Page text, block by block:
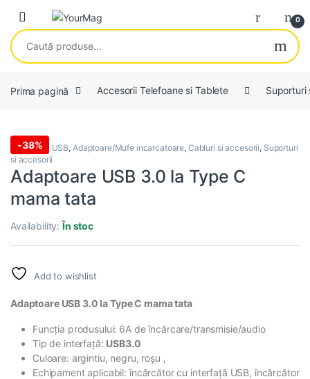
Skip to navigation
Skip to content
Open 0
Caută după:
Prima pagină Accesorii Telefoane si Tablete Suporturi
-38%
Adaptoare USB, Adaptoare/Mufe incarcatoare, Cabluri si accesorii, Suporturi
si accesorii
Adaptoare USB 3.0 la Type C
mama tata
Availability:În stoc
Add to wishlist
Adaptoare USB 3.0 la Type C mama tata
Funcția produsului: 6A de încărcare/transmisie/audio
Tip de interfață: USB3.0
Culoare: argintiu, negru, roșu ,
Echipament aplicabil: încărcător cu interfață USB, încărcător